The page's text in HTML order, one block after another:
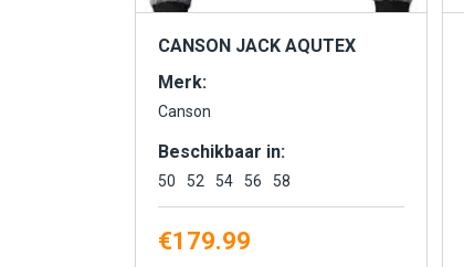
CANSON JACK AQUTEX
Merk:
Canson
Beschikbaar in:
50 52 54 56 58
€179.99